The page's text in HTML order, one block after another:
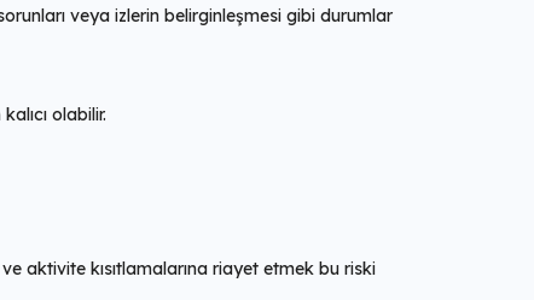
veya izlerin belirginleşmesi gibi durumlar
olabilir.
aktivite kısıtlamalarına riayet etmek bu riski